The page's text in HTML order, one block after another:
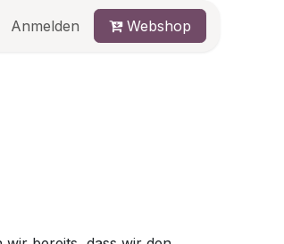
Anmelden Webshop